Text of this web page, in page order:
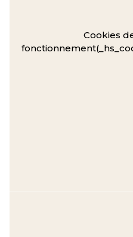
Cookies